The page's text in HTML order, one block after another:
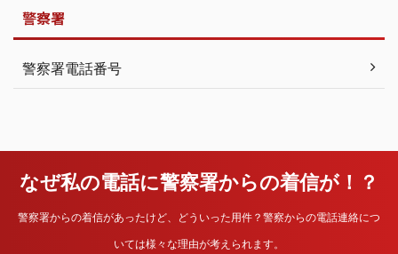
警察署
警察署電話番号
なぜ私の電話に警察署からの着信が！？
警察署からの着信があったけど、どういった用件？警察からの電話連絡につ
いては様々な理由が考えられます。